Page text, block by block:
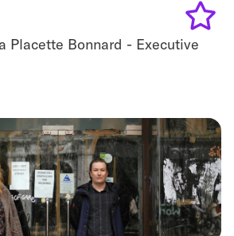
Placette Bonnard - ExecutiveAdd